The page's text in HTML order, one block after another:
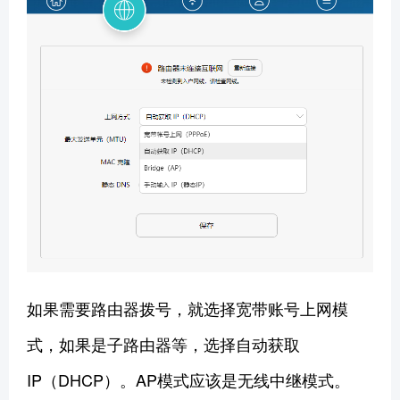
如果需要路由器拨号，就选择宽带账号上网模
式，如果是子路由器等，选择自动获取
IP（DHCP）。AP模式应该是无线中继模式。